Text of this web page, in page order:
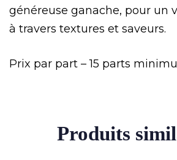
généreuse ganache, pour un
à travers textures et saveurs.
Prix par part – 15 parts
Produits